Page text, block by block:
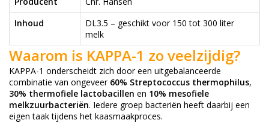
Inhoud
DL3.5 – geschikt voor 150 tot 300 liter
melk
Waarom is KAPPA-1 zo veelzijdig?
KAPPA-1 onderscheidt zich door een uitgebalanceerde
combinatie van ongeveer 60% Streptococcus thermophilus,
30% thermofiele lactobacillen en 10% mesofiele
melkzuurbacteriën. Iedere groep bacteriën heeft daarbij een
eigen taak tijdens het kaasmaakproces.